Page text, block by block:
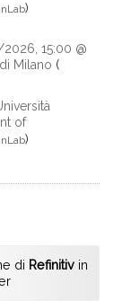
)
15:00 @
Milano (
of
)
di Refinitiv in